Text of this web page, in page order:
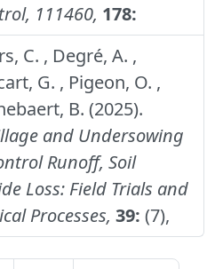
111460, 178:
C. , Degré, A. ,
G. , Pigeon, O. ,
B. (2025).
and Undersowing
Runoff, Soil
Loss: Field Trials and
Processes, 39: (7),